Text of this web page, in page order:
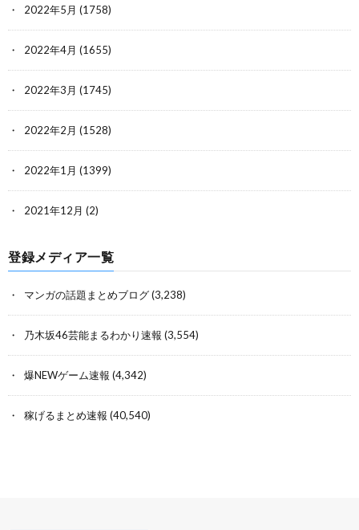
2022年5月 (1758)
2022年4月 (1655)
2022年3月 (1745)
2022年2月 (1528)
2022年1月 (1399)
2021年12月 (2)
登録メディア一覧
マンガの話題まとめブログ(3,238)
乃木坂46芸能まるわかり速報 (3,554)
爆NEWゲーム速報 (4,342)
稼げるまとめ速報 (40,540)